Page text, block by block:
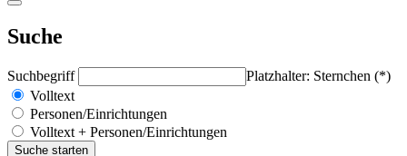
Suche
Suchbegriff
Platzhalter: Sternchen (*)
Volltext
Personen/Einrichtungen
Volltext + Personen/Einrichtungen